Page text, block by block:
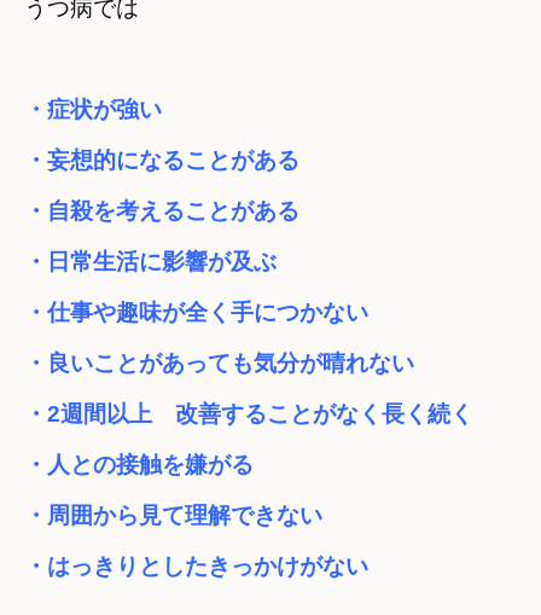
・症状が強い
・妄想的になることがある
・自殺を考えることがある
・日常生活に影響が及ぶ
・仕事や趣味が全く手につかない
・良いことがあっても気分が晴れない
・2週間以上　改善することがなく長く続く
・人との接触を嫌がる
・周囲から見て理解できない
・はっきりとしたきっかけがない